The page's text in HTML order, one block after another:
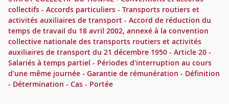
collectifs - Accords particuliers - Transports routiers et
activités auxiliaires de transport - Accord de réduction du
temps de travail du 18 avril 2002, annexé à la convention
collective nationale des transports routiers et activités
auxiliaires de transport du 21 décembre 1950 - Article 20 -
Salariés à temps partiel - Périodes d'interruption au cours
d'une même journée - Garantie de rémunération - Définition
- Détermination - Cas - Portée